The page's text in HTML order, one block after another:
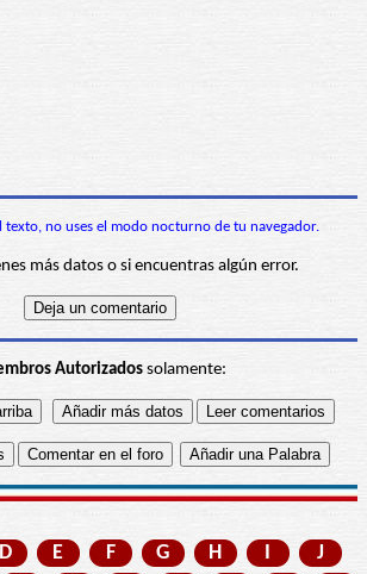
texto, no uses el modo nocturno de tu navegador.
más datos o si encuentras algún error.
Autorizadossolamente:
D E F G H I
J